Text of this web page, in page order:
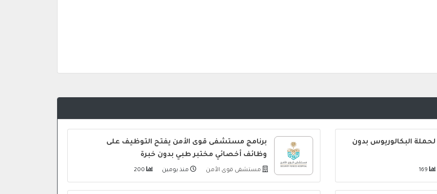
البكالوريوس بدون
برنامج مستشفى قوى الأمن يفتح التوظيف على
وظائف أخصائي مختبر طبي بدون خبرة
مستشفى قوى الأمن منذ يومين